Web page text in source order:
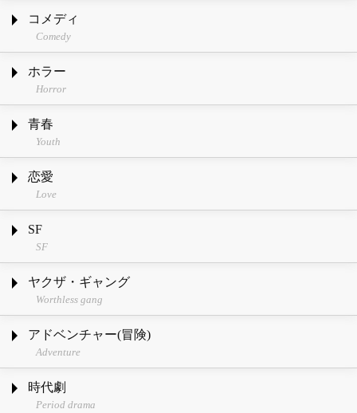
コメディ
Comedy
ホラー
Horror
青春
Youth
恋愛
Love
SF
SF
ヤクザ・ギャング
Worthless gang
アドベンチャー(冒険)
Adventure
時代劇
Period drama